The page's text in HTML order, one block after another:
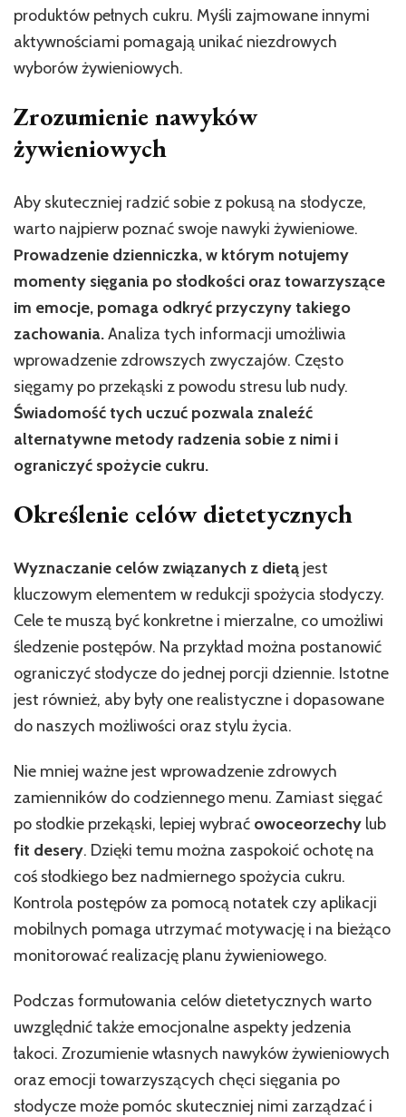
produktów pełnych cukru. Myśli zajmowane innymi
aktywnościami pomagają unikać niezdrowych
wyborów żywieniowych.
Zrozumienie nawyków
żywieniowych
Aby skuteczniej radzić sobie z pokusą na słodycze,
warto najpierw poznać swoje nawyki żywieniowe.
Prowadzenie dzienniczka, w którym notujemy
momenty sięgania po słodkości oraz towarzyszące
im emocje, pomaga odkryć przyczyny takiego
zachowania.Analiza tych informacji umożliwia
wprowadzenie zdrowszych zwyczajów. Często
sięgamy po przekąski z powodu stresu lub nudy.
Świadomość tych uczuć pozwala znaleźć
alternatywne metody radzenia sobie z nimi i
ograniczyć spożycie cukru.
Określenie celów dietetycznych
Wyznaczanie celów związanych z dietą jest
kluczowym elementem w redukcji spożycia słodyczy.
Cele te muszą być konkretne i mierzalne, co umożliwi
śledzenie postępów. Na przykład można postanowić
ograniczyć słodycze do jednej porcji dziennie. Istotne
jest również, aby były one realistyczne i dopasowane
do naszych możliwości oraz stylu życia.
Nie mniej ważne jest wprowadzenie zdrowych
zamienników do codziennego menu. Zamiast sięgać
po słodkie przekąski, lepiej wybrać owoceorzechy lub
fit desery. Dzięki temu można zaspokoić ochotę na
coś słodkiego bez nadmiernego spożycia cukru.
Kontrola postępów za pomocą notatek czy aplikacji
mobilnych pomaga utrzymać motywację i na bieżąco
monitorować realizację planu żywieniowego.
Podczas formułowania celów dietetycznych warto
uwzględnić także emocjonalne aspekty jedzenia
łakoci. Zrozumienie własnych nawyków żywieniowych
oraz emocji towarzyszących chęci sięgania po
słodycze może pomóc skuteczniej nimi zarządzać i